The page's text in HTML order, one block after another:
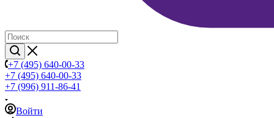
+7 (495) 640-00-33
+7 (495) 640-00-33
+7 (996) 911-86-41
Войти